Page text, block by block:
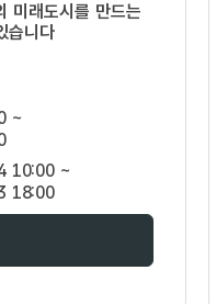
미래도시를 만드는
습니다
~
10:00 ~
18:00